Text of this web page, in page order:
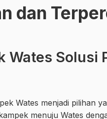
dan
Wates Solusi
Wates menjadi pilihan
menuju Wates